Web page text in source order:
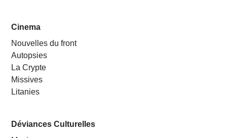
Cinema
Nouvelles du front
Autopsies
La Crypte
Missives
Litanies
Déviances Culturelles